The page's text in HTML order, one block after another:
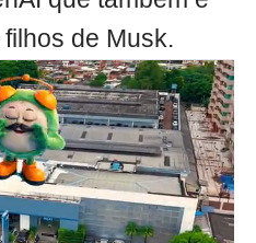
de Musk.